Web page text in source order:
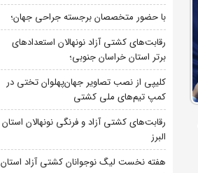
با حضور متخصصان برجسته جراحی جهان؛
رقابت‌های کشتی آزاد نونهالان استعدادهای
برتر استان خراسان جنوبی؛
کلیپی از نصب تصاویر جهان‌پهلوان تختی در
کمپ تیم‌های ملی کشتی
رقابت‌های کشتی آزاد و فرنگی نونهالان استان
البرز
هفته نخست لیگ نوجوانان کشتی آزاد استان